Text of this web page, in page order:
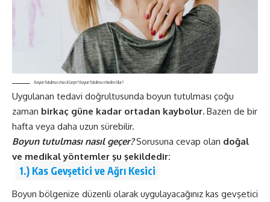
Boyun Tutulması Nasıl Geçer? Boyun Tutulması Neden Olur?
Uygulanan tedavi doğrultusunda boyun tutulması çoğu
zaman birkaç güne kadar ortadan kaybolur. Bazen de bir
hafta veya daha uzun sürebilir.
Boyun tutulması nasıl geçer?Sorusuna cevap olan doğal
ve medikal yöntemler şu şekildedir:
1.) Kas Gevşetici ve Ağrı Kesici
Boyun bölgenize düzenli olarak uygulayacağınız kas gevşetici